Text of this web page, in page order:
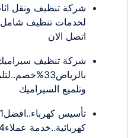
اتصل الان
شركة تنظيف
وتلميع السيراميك
كهربائية..خدمة عملاء7/24بـ ضمان الجودة